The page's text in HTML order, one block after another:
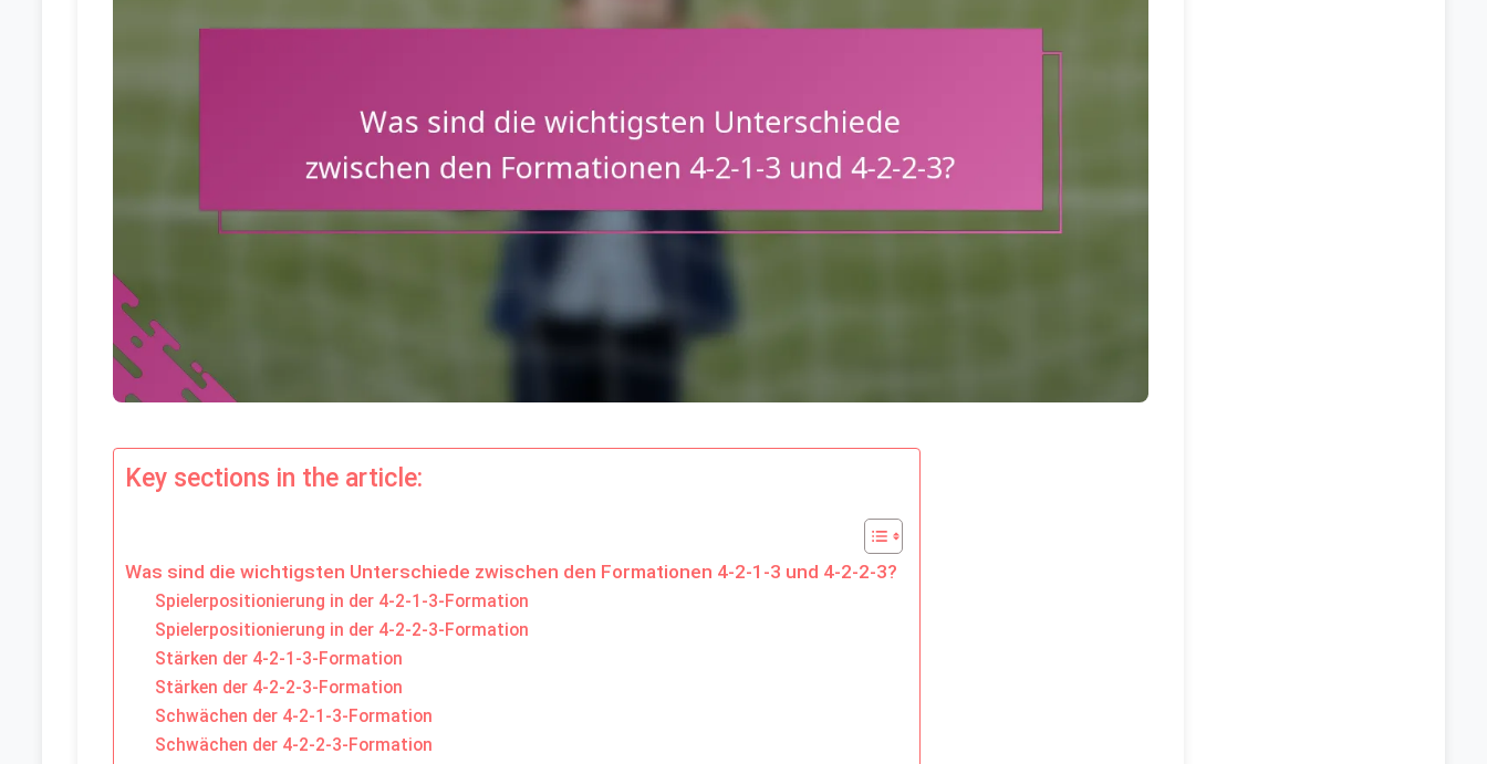
Key sections in the article:
Was sind die wichtigsten Unterschiede zwischen den Formationen 4-2-1-3 und 4-2-2-3?
Spielerpositionierung in der 4-2-1-3-Formation
Spielerpositionierung in der 4-2-2-3-Formation
Stärken der 4-2-1-3-Formation
Stärken der 4-2-2-3-Formation
Schwächen der 4-2-1-3-Formation
Schwächen der 4-2-2-3-Formation